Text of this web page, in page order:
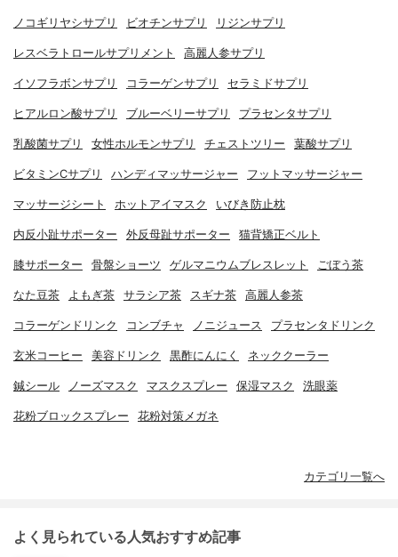
ノコギリヤシサプリ ビオチンサプリ リジンサプリ
レスベラトロールサプリメント 高麗人参サプリ
イソフラボンサプリ コラーゲンサプリ セラミドサプリ
ヒアルロン酸サプリ ブルーベリーサプリ プラセンタサプリ
乳酸菌サプリ 女性ホルモンサプリ チェストツリー 葉酸サプリ
ビタミンCサプリ ハンディマッサージャー フットマッサージャー
マッサージシート ホットアイマスク いびき防止枕
内反小趾サポーター 外反母趾サポーター 猫背矯正ベルト
膝サポーター 骨盤ショーツ ゲルマニウムブレスレット ごぼう茶
なた豆茶 よもぎ茶 サラシア茶 スギナ茶 高麗人参茶
コラーゲンドリンク コンブチャ ノニジュース プラセンタドリンク
玄米コーヒー 美容ドリンク 黒酢にんにく ネッククーラー
鍼シール ノーズマスク マスクスプレー 保湿マスク 洗眼薬
花粉ブロックスプレー 花粉対策メガネ
カテゴリ一覧へ
よく見られている人気おすすめ記事